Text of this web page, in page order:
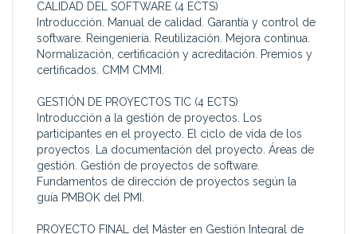
CALIDAD DEL SOFTWARE (4 ECTS)
Introducción. Manual de calidad. Garantía y control de
software. Reingeniería. Reutilización. Mejora continua.
Normalización, certificación y acreditación. Premios y
certificados. CMM CMMI.
GESTIÓN DE PROYECTOS TIC (4 ECTS)
Introducción a la gestión de proyectos. Los
participantes en el proyecto. El ciclo de vida de los
proyectos. La documentación del proyecto. Áreas de
gestión. Gestión de proyectos de software.
Fundamentos de dirección de proyectos según la
guía PMBOK del PMI.
PROYECTO FINAL del Máster en Gestión Integral de